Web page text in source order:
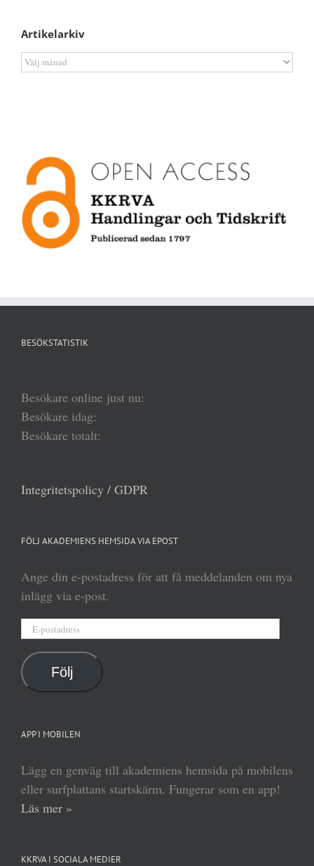
Artikelarkiv
Artikelarkiv
BESÖKSTATISTIK
Besökare online just nu:
Besökare idag:
Besökare totalt:
Integritetspolicy / GDPR
FÖLJ AKADEMIENS HEMSIDA VIA EPOST
Ange din e-postadress för att få meddelanden om nya
inlägg via e-post.
Följ
APP I MOBILEN
Lägg en genväg till akademiens hemsida på mobilens
eller surfplattans startskärm. Fungerar som en app!
Läs mer »
KKRVA I SOCIALA MEDIER